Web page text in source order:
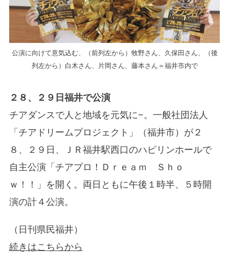
公演に向けて意気込む、（前列左から）牧野さん、久保田さん、（後
列左から）白木さん、片岡さん、藤本さん＝福井市内で
２８、２９日福井で公演
チアダンスで人と地域を元気に−。一般社団法人
「チアドリームプロジェクト」（福井市）が２
８、２９日、ＪＲ福井駅西口のハピリンホールで
自主公演「チアプロ！Ｄｒｅａｍ Ｓｈｏ
ｗ！！」を開く。両日ともに午後１時半、５時開
演の計４公演。
（日刊県民福井）
続きはこちらから